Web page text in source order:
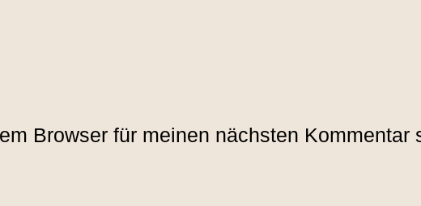
Browser für meinen nächsten Kommentar